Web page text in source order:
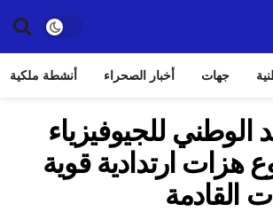
جهات أخبار الصحراء أنشطة ملكية
الوطني للجيوفيزياء
هزات ارتدادية قوية
القادمة